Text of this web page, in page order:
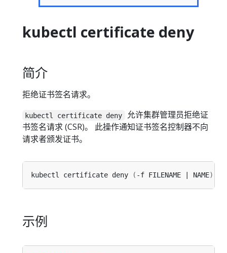
kubectl certificate deny
简介
拒绝证书签名请求。
kubectl certificate deny
允许集群管理员拒绝证
书签名请求 (CSR)。 此操作通知证书签名控制器不向
请求者颁发证书。
kubectl certificate deny ( -f FILENAME | NAME)
示例